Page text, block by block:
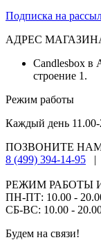
Подписка на
АДРЕС
Candlesbox в
строение 1.
Режим работы
Каждый день 11.00-
ПОЗВОНИТЕ
8 (499) 394-14-95
|
РЕЖИМ РАБОТЫ
ПН-ПТ: 10.00 -
СБ-ВС: 10.00 -
Будем на связи!